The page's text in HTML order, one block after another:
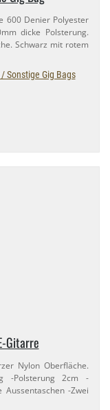
600 Denier Polyester
dicke Polsterung.
Schwarz mit rotem
Sonstige Gig Bags
​Gitarre
Nylon Oberfläche.
-Polsterung 2cm -
-Zwei